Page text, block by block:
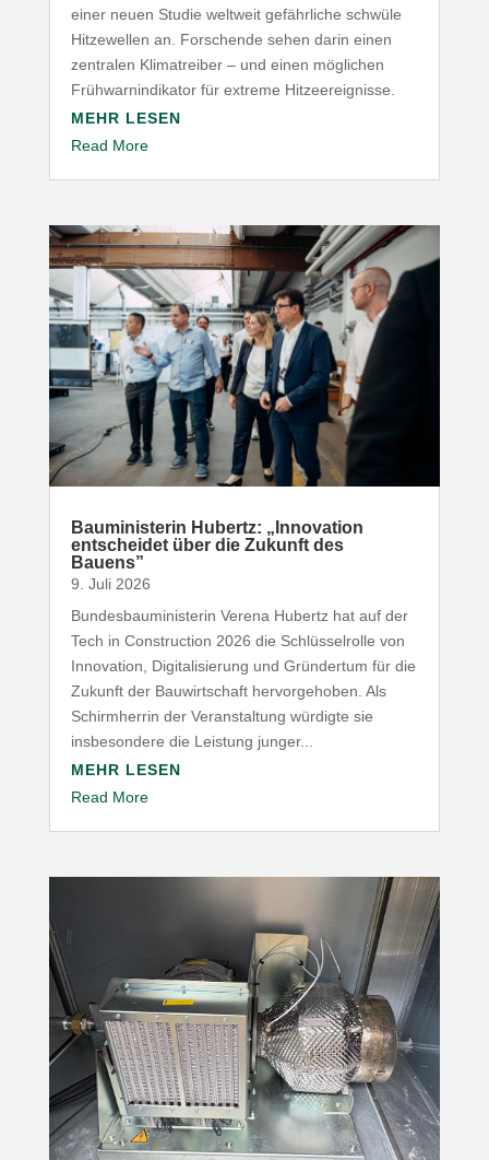
einer neuen Studie weltweit gefähr­liche schwüle
Hitze­wellen an. Forschende sehen darin einen
zentralen Klima­treiber – und einen möglichen
Früh­warn­in­di­kator für extreme Hitzeereignisse.
MEHR LESEN
Read More
Baumi­nis­terin Hubertz: „Inno­vation
entscheidet über die Zukunft des
Bauens”
9. Juli 2026
Bundesbauministerin Verena Hubertz hat auf der
Tech in Construction 2026 die Schlüsselrolle von
Innovation, Digitalisierung und Gründertum für die
Zukunft der Bauwirtschaft hervorgehoben. Als
Schirmherrin der Veranstaltung würdigte sie
insbesondere die Leistung junger...
MEHR LESEN
Read More